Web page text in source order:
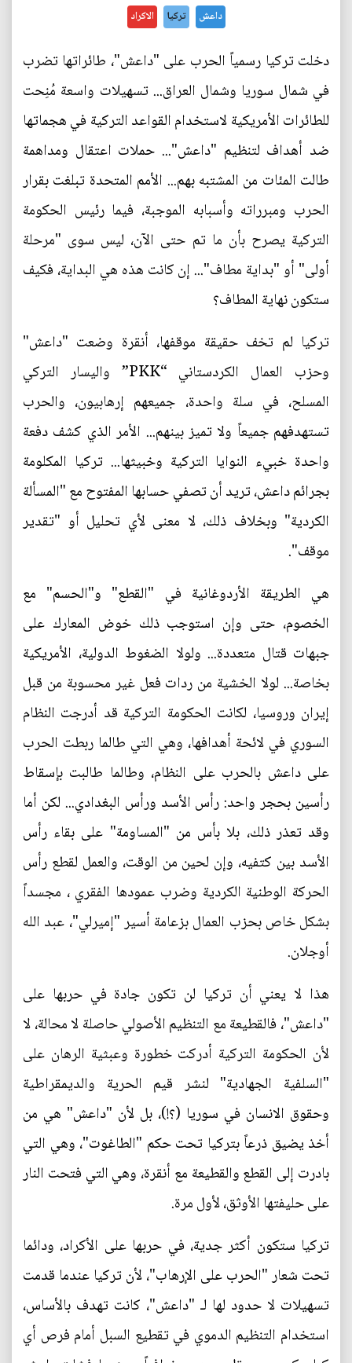
داعش تركيا الاكراد
دخلت تركيا رسمياً الحرب على "داعش"، طائراتها تضرب
في شمال سوريا وشمال العراق... تسهيلات واسعة مُنِحت
للطائرات الأمريكية لاستخدام القواعد التركية في هجماتها
ضد أهداف لتنظيم "داعش"... حملات اعتقال ومداهمة
طالت المئات من المشتبه بهم... الأمم المتحدة تبلغت بقرار
الحرب ومبرراته وأسبابه الموجبة، فيما رئيس الحكومة
التركية يصرح بأن ما تم حتى الآن، ليس سوى "مرحلة
أولى" أو "بداية مطاف"... إن كانت هذه هي البداية، فكيف
ستكون نهاية المطاف؟
تركيا لم تخف حقيقة موقفها، أنقرة وضعت "داعش"
وحزب العمال الكردستاني “PKK” واليسار التركي
المسلح، في سلة واحدة، جميعهم إرهابيون، والحرب
تستهدفهم جميعاً ولا تميز بينهم... الأمر الذي كشف دفعة
واحدة خبيء النوايا التركية وخبيثها... تركيا المكلومة
بجرائم داعش، تريد أن تصفي حسابها المفتوح مع "المسألة
الكردية" وبخلاف ذلك، لا معنى لأي تحليل أو "تقدير
موقف".
هي الطريقة الأردوغانية في "القطع" و"الحسم" مع
الخصوم، حتى وإن استوجب ذلك خوض المعارك على
جبهات قتال متعددة... ولولا الضغوط الدولية، الأمريكية
بخاصة... لولا الخشية من ردات فعل غير محسوبة من قبل
إيران وروسيا، لكانت الحكومة التركية قد أدرجت النظام
السوري في لائحة أهدافها، وهي التي طالما ربطت الحرب
على داعش بالحرب على النظام، وطالما طالبت بإسقاط
رأسين بحجر واحد: رأس الأسد ورأس البغدادي... لكن أما
وقد تعذر ذلك، بلا بأس من "المساومة" على بقاء رأس
الأسد بين كتفيه، وإن لحين من الوقت، والعمل لقطع رأس
الحركة الوطنية الكردية وضرب عمودها الفقري ، مجسداً
بشكل خاص بحزب العمال بزعامة أسير "إميرلي"، عبد الله
أوجلان.
هذا لا يعني أن تركيا لن تكون جادة في حربها على
"داعش"، فالقطيعة مع التنظيم الأصولي حاصلة لا محالة، لا
لأن الحكومة التركية أدركت خطورة وعبثية الرهان على
"السلفية الجهادية" لنشر قيم الحرية والديمقراطية
وحقوق الانسان في سوريا (؟!)، بل لأن "داعش" هي من
أخذ يضيق ذرعاً بتركيا تحت حكم "الطاغوت"، وهي التي
بادرت إلى القطع والقطيعة مع أنقرة، وهي التي فتحت النار
على حليفتها الأوثق، لأول مرة.
تركيا ستكون أكثر جدية، في حربها على الأكراد، ودائما
تحت شعار "الحرب على الإرهاب"، لأن تركيا عندما قدمت
تسهيلات لا حدود لها لـ "داعش"، كانت تهدف بالأساس،
استخدام التنظيم الدموي في تقطيع السبل أمام فرص أي